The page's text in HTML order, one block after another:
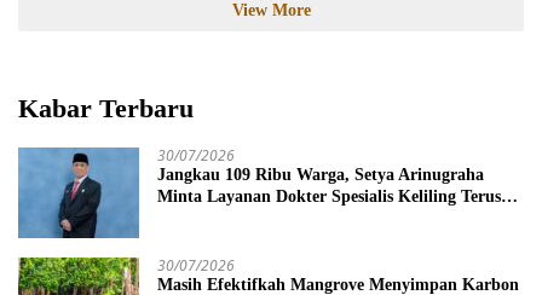
View More
Kabar Terbaru
30/07/2026
Jangkau 109 Ribu Warga, Setya Arinugraha
Minta Layanan Dokter Spesialis Keliling Terus
30/07/2026
Masih Efektifkah Mangrove Menyimpan Karbon